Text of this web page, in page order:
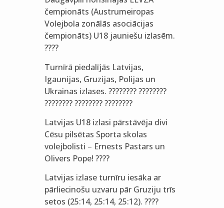
čempionāts (Austrumeiropas
Volejbola zonālās asociācijas
čempionāts) U18 jauniešu izlasēm.
????
Turnīrā piedalījās Latvijas,
Igaunijas, Gruzijas, Polijas un
Ukrainas izlases. ???????? ????????
???????? ???????? ????????
Latvijas U18 izlasi pārstāvēja divi
Cēsu pilsētas Sporta skolas
volejbolisti – Ernests Pastars un
Olivers Pope! ????
Latvijas izlase turnīru iesāka ar
pārliecinošu uzvaru pār Gruziju trīs
setos (25:14, 25:14, 25:12). ????